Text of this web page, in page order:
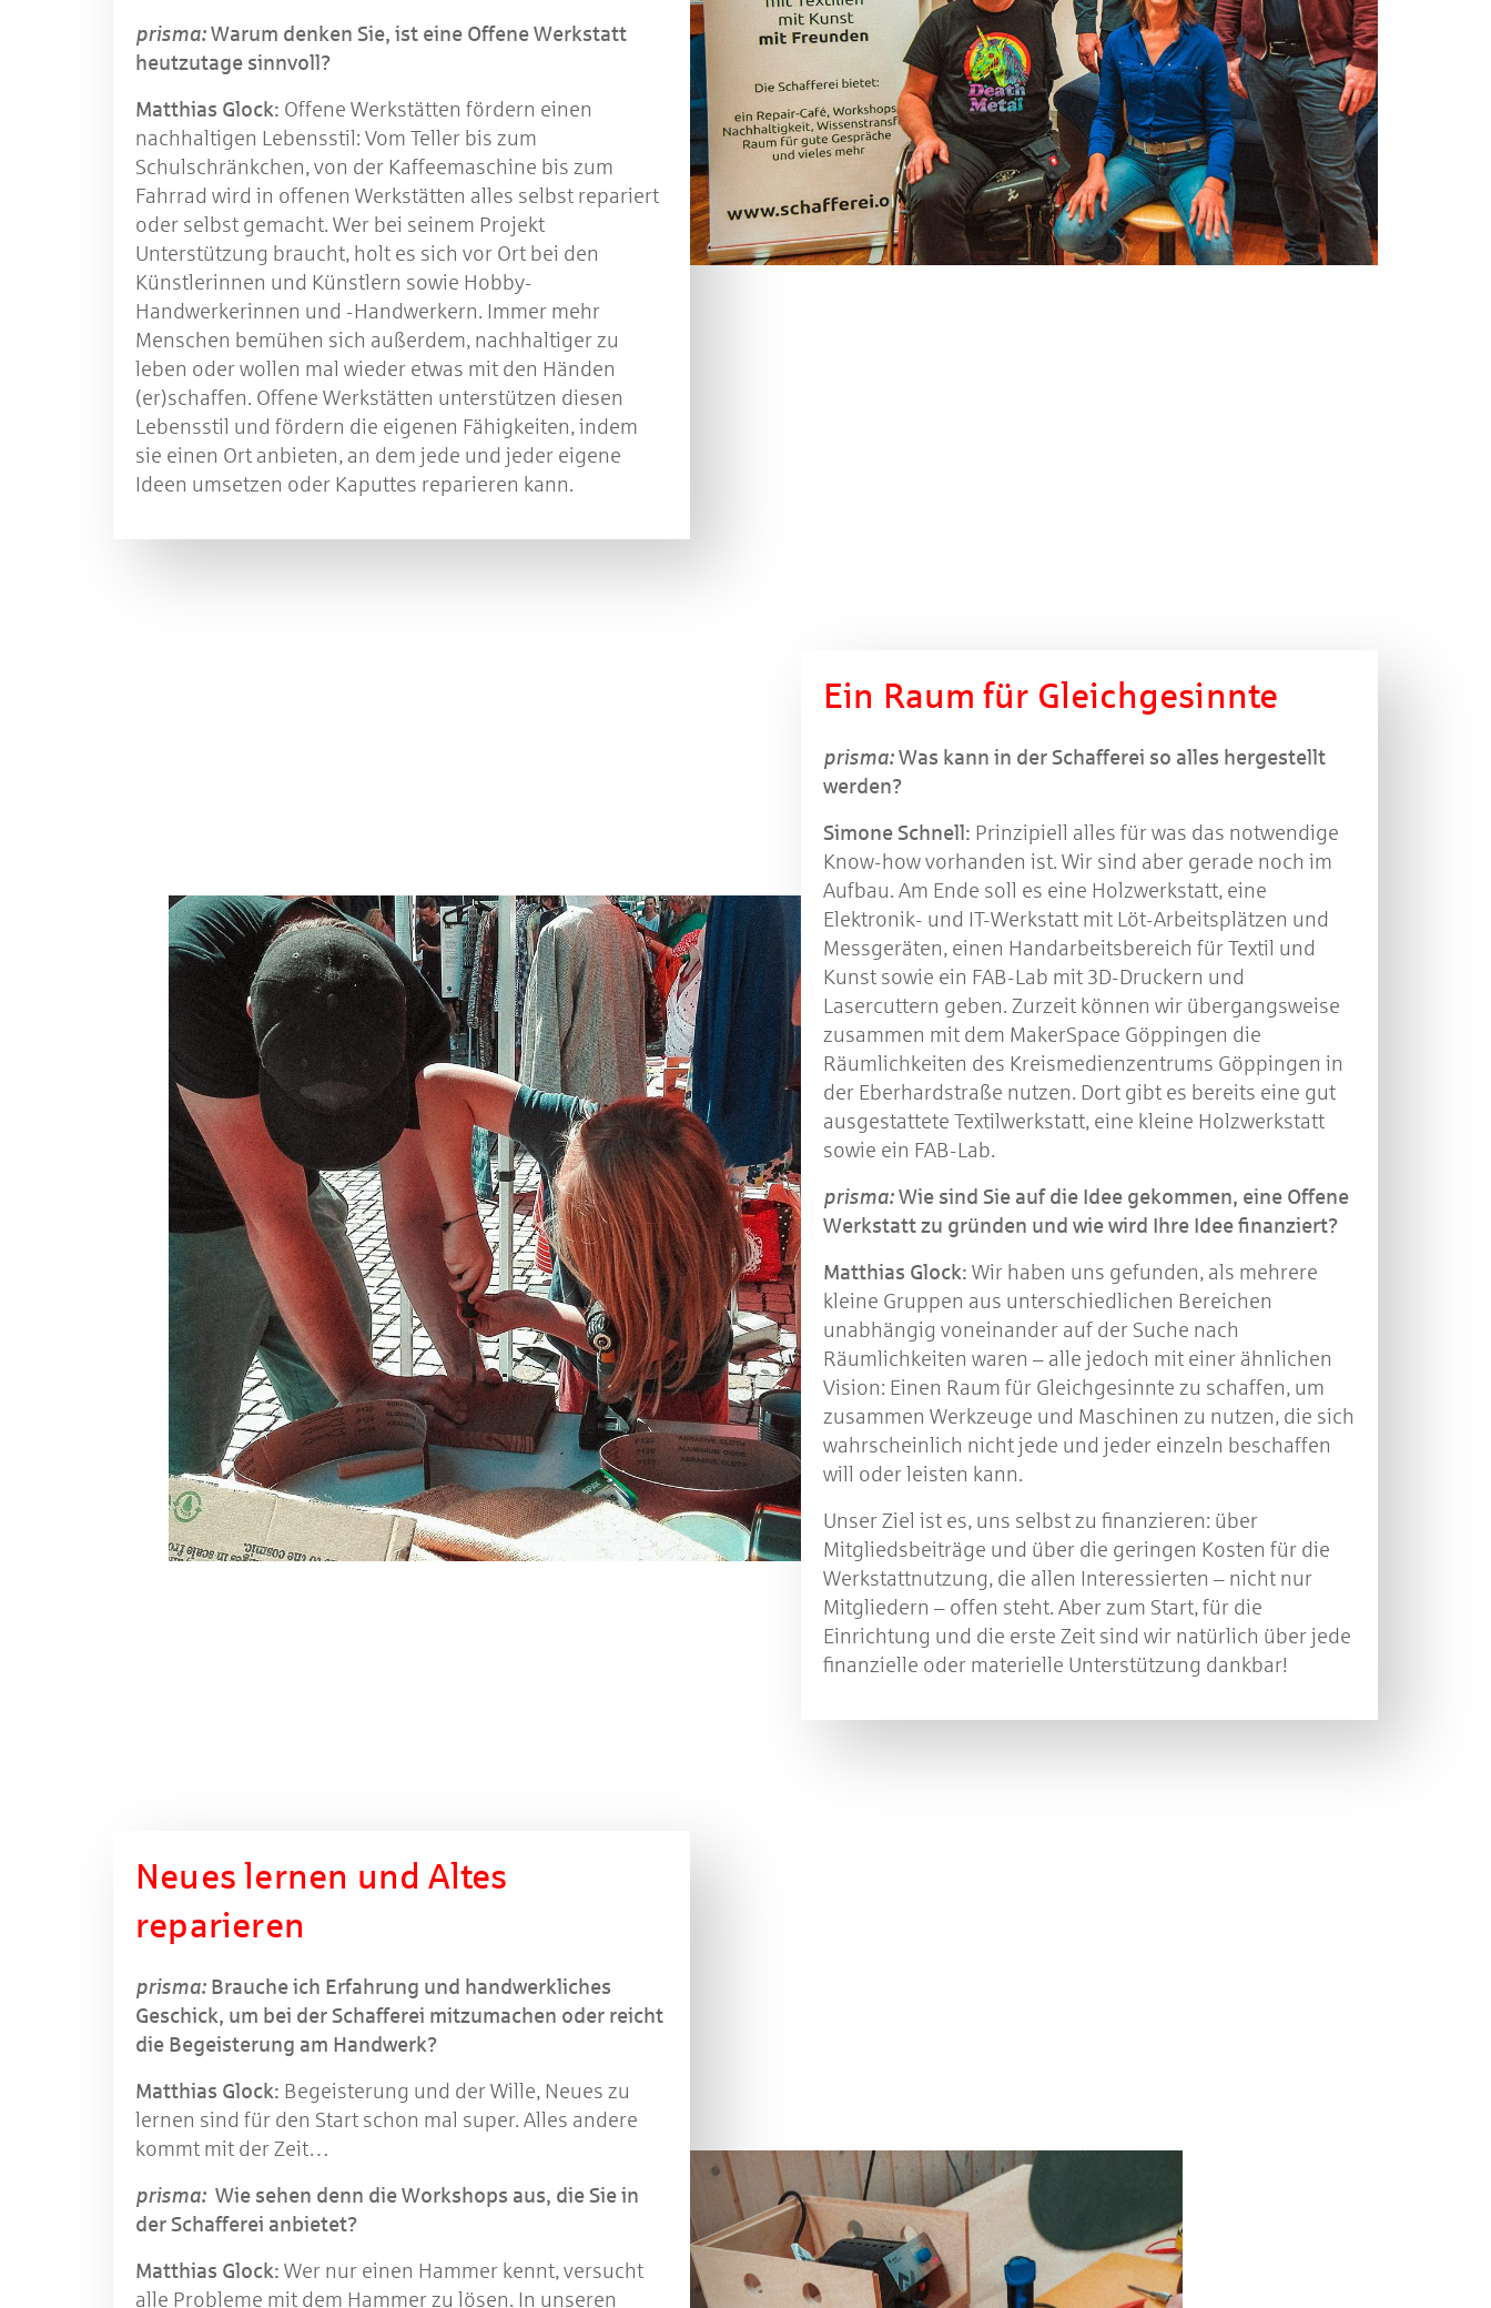
prisma:Warum denken Sie, ist eine Offene Werkstatt
heutzutage sinnvoll?
Matthias Glock: Offene Werkstätten fördern einen
nachhaltigen Lebensstil: Vom Teller bis zum
Schulschränkchen, von der Kaffeemaschine bis zum
Fahrrad wird in offenen Werkstätten alles selbst repariert
oder selbst gemacht. Wer bei seinem Projekt
Unterstützung braucht, holt es sich vor Ort bei den
Künstlerinnen und Künstlern sowie Hobby-
Handwerkerinnen und -Handwerkern. Immer mehr
Menschen bemühen sich außerdem, nachhaltiger zu
leben oder wollen mal wieder etwas mit den Händen
(er)schaffen. Offene Werkstätten unterstützen diesen
Lebensstil und fördern die eigenen Fähigkeiten, indem
sie einen Ort anbieten, an dem jede und jeder eigene
Ideen umsetzen oder Kaputtes reparieren kann.
Ein Raum für Gleichgesinnte
prisma:Was kann in der Schafferei so alles hergestellt
werden?
Simone Schnell: Prinzipiell alles für was das notwendige
Know-how vorhanden ist. Wir sind aber gerade noch im
Aufbau. Am Ende soll es eine Holzwerkstatt, eine
Elektronik- und IT-Werkstatt mit Löt-Arbeitsplätzen und
Messgeräten, einen Handarbeitsbereich für Textil und
Kunst sowie ein FAB-Lab mit 3D-Druckern und
Lasercuttern geben. Zurzeit können wir übergangsweise
zusammen mit dem MakerSpace Göppingen die
Räumlichkeiten des Kreismedienzentrums Göppingen in
der Eberhardstraße nutzen. Dort gibt es bereits eine gut
ausgestattete Textilwerkstatt, eine kleine Holzwerkstatt
sowie ein FAB-Lab.
prisma:Wie sind Sie auf die Idee gekommen, eine Offene
Werkstatt zu gründen und wie wird Ihre Idee finanziert?
Matthias Glock: Wir haben uns gefunden, als mehrere
kleine Gruppen aus unterschiedlichen Bereichen
unabhängig voneinander auf der Suche nach
Räumlichkeiten waren – alle jedoch mit einer ähnlichen
Vision: Einen Raum für Gleichgesinnte zu schaffen, um
zusammen Werkzeuge und Maschinen zu nutzen, die sich
wahrscheinlich nicht jede und jeder einzeln beschaffen
will oder leisten kann.
Unser Ziel ist es, uns selbst zu finanzieren: über
Mitgliedsbeiträge und über die geringen Kosten für die
Werkstattnutzung, die allen Interessierten – nicht nur
Mitgliedern – offen steht. Aber zum Start, für die
Einrichtung und die erste Zeit sind wir natürlich über jede
finanzielle oder materielle Unterstützung dankbar!
Neues lernen und Altes
reparieren
prisma: Brauche ich Erfahrung und handwerkliches
Geschick, um bei der Schafferei mitzumachen oder reicht
die Begeisterung am Handwerk?
Matthias Glock: Begeisterung und der Wille, Neues zu
lernen sind für den Start schon mal super. Alles andere
kommt mit der Zeit…
prisma: Wie sehen denn die Workshops aus, die Sie in
der Schafferei anbietet?
Matthias Glock: Wer nur einen Hammer kennt, versucht
alle Probleme mit dem Hammer zu lösen. In unseren